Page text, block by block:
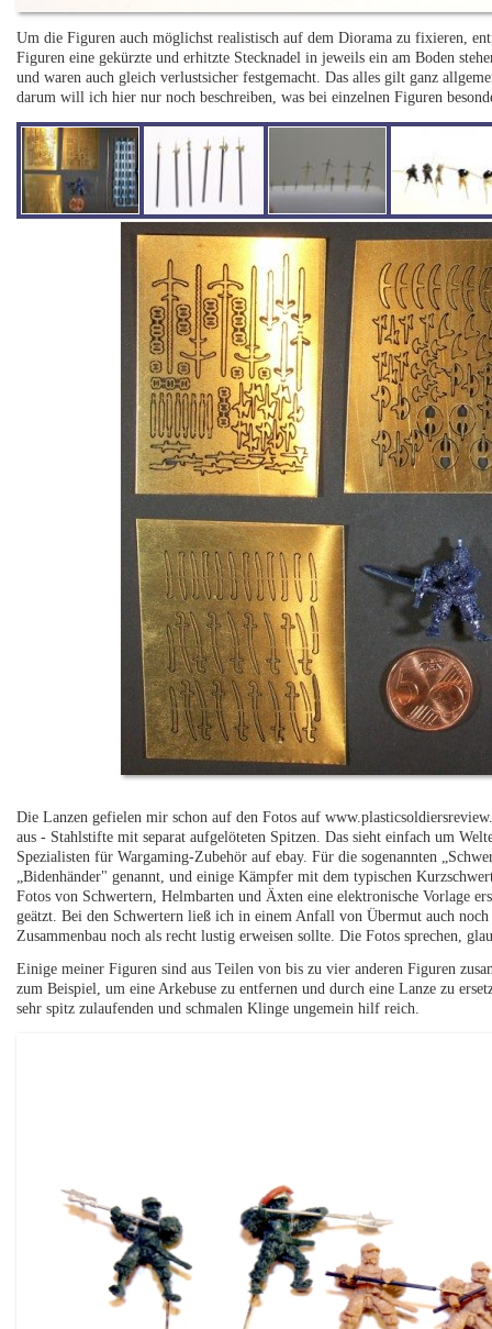
Um die Figuren auch möglichst realistisch auf dem Diorama zu fixieren,
Figuren eine gekürzte und erhitzte Stecknadel in jeweils ein am Boden
und waren auch gleich verlustsicher festgemacht. Das alles gilt ganz
darum will ich hier nur noch beschreiben, was bei einzelnen Figuren
Die Lanzen gefielen mir schon auf den Fotos auf
aus - Stahlstifte mit separat aufgelöteten Spitzen. Das sieht einfach um
Spezialisten für Wargaming-Zubehör auf ebay. Für die sogenannten
„Bidenhänder" genannt, und einige Kämpfer mit dem typischen
Fotos von Schwertern, Helmbarten und Äxten eine elektronische Vorlage
geätzt. Bei den Schwertern ließ ich in einem Anfall von Übermut auch noch
Zusammenbau noch als recht lustig erweisen sollte. Die Fotos sprechen,
Einige meiner Figuren sind aus Teilen von bis zu vier anderen Figuren
zum Beispiel, um eine Arkebuse zu entfernen und durch eine Lanze zu
sehr spitz zulaufenden und schmalen Klinge ungemein hilf reich.